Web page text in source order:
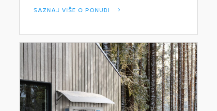
SAZNAJ VIŠE O PONUDI